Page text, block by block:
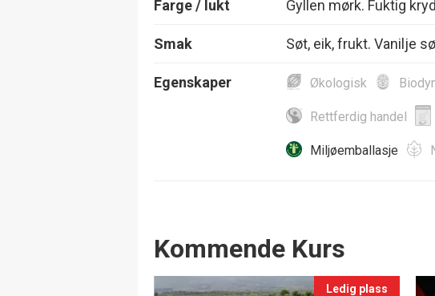
Farge / lukt Gyllen mørk. Fuktig
Smak Søt, eik, frukt. Vanilje
Egenskaper Økologisk
Rettferdig handel
Miljøemballasje
Events
Kommende Kurs
Ledig plass